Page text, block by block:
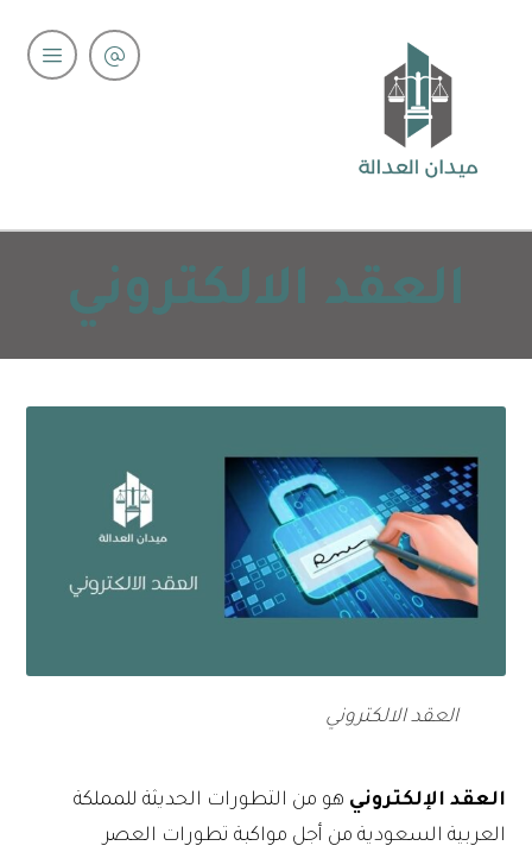
العقد الالكتروني
العقد الالكتروني
العقد الإلكتروني هو من التطورات الحديثة للمملكة
العربية السعودية من أجل مواكبة تطورات العصر